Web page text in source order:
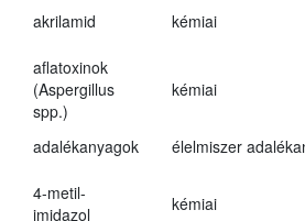
akrilamid kémiai
aflatoxinok
(Aspergillus
spp.)
kémiai
adalékanyagok élelmiszer
4-metil-
imidazol
kémiai